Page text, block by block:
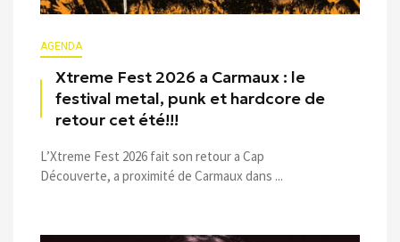
AGENDA
Xtreme Fest 2026 a Carmaux : le
festival metal, punk et hardcore de
retour cet été!!!
L’Xtreme Fest 2026 fait son retour a Cap
Découverte, a proximité de Carmaux dans ...